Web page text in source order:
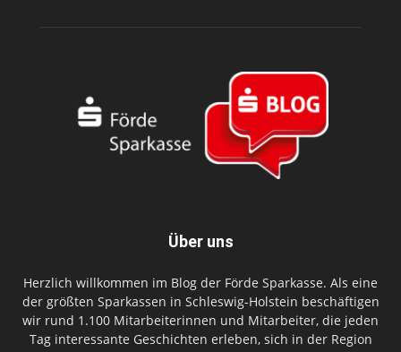
Über uns
Herzlich willkommen im Blog der Förde Sparkasse. Als eine
der größten Sparkassen in Schleswig-Holstein beschäftigen
wir rund 1.100 Mitarbeiterinnen und Mitarbeiter, die jeden
Tag interessante Geschichten erleben, sich in der Region